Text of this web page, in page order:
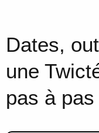
Dates,
une
pas à pas